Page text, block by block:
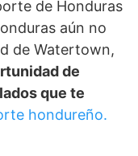
de Honduras
aún no
de Watertown,
de
que te
hondureño.